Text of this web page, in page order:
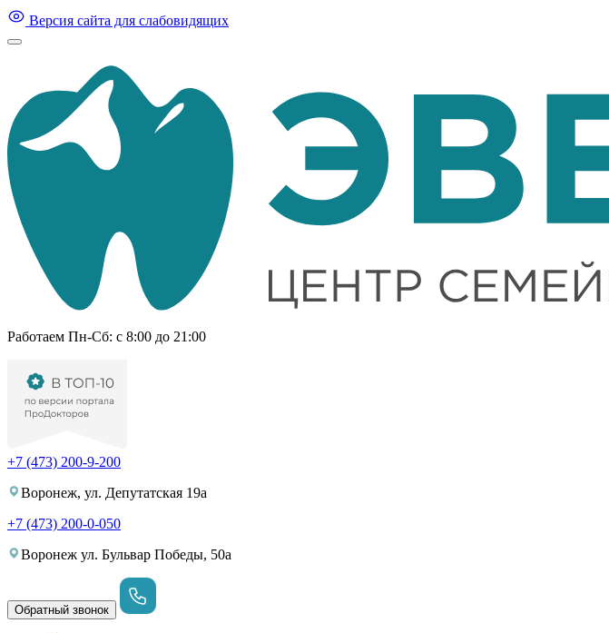
Версия сайта для слабовидящих
Работаем Пн-Cб: с 8:00 до 21:00
+7 (473) 200-9-200
Воронеж, ул. Депутатская 19а
+7 (473) 200-0-050
Воронеж ул. Бульвар Победы, 50а
Обратный звонок